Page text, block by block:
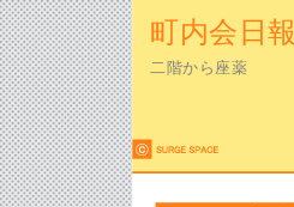
町内会日報
二階から座薬